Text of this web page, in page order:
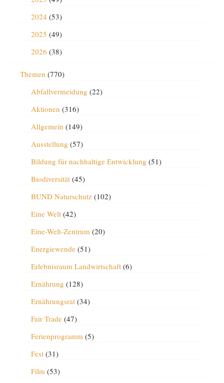
2024 (53)
2025 (49)
2026 (38)
Themen (770)
Abfallvermeidung (22)
Aktionen (316)
Allgemein (149)
Ausstellung (57)
Bildung für nachhaltige Entwicklung (51)
Biodiversität(45)
BUND Naturschutz(102)
Eine Welt(42)
Eine-Welt-Zentrum(20)
Energiewende(51)
Erlebnisraum Landwirtschaft(6)
Ernährung (128)
Ernährungsrat(34)
Fair Trade(47)
Ferienprogramm(5)
Fest(31)
Film(53)